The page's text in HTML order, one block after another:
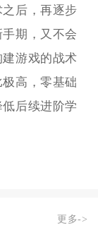
后，再逐步
期，又不会
游戏的战术
高，零基础
后续进阶学
更多->